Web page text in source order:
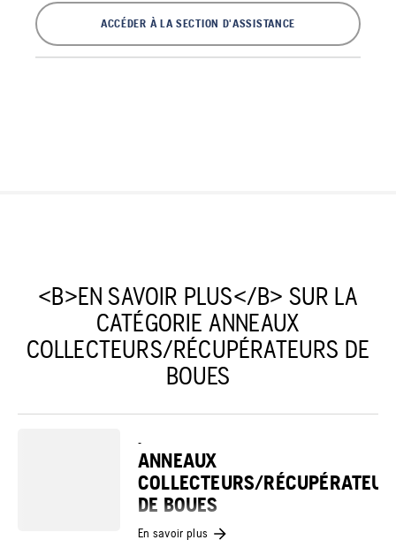
ACCÉDER À LA SECTION D'ASSISTANCE
<B>EN SAVOIR PLUS</B> SUR LA
CATÉGORIE ANNEAUX
COLLECTEURS/RÉCUPÉRATEURS DE
BOUES
-
ANNEAUX
COLLECTEURS/
DE BOUES
En savoir plus